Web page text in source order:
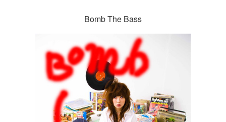
Bomb The Bass